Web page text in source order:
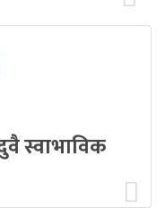
स्वाभाविक